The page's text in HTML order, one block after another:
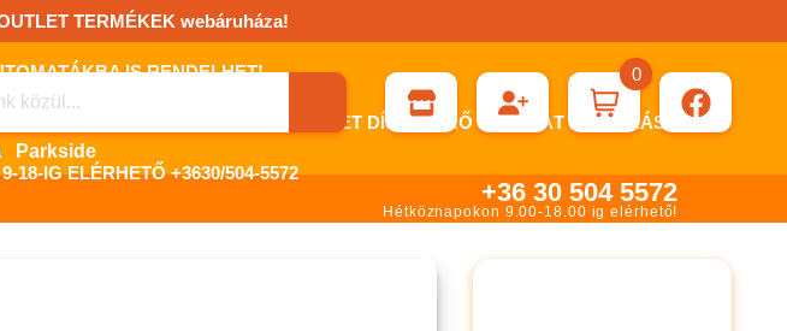
TERMÉKEK webáruháza!
IS RENDELHET!
SZÜKSÉG ESETÉN KÉRHET DÍJBEKÉRŐ SZÁMLÁT ÁTUTALÁSHOZ.
18-IG ELÉRHETŐ +3630/504-5572
Parkside
0
+36 30 504 5572
Hétköznapokon 9.00-18.00 ig elérhető!